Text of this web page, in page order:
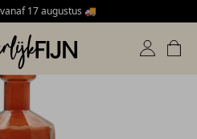
17 augustus 🚚
HeerlijkFijn